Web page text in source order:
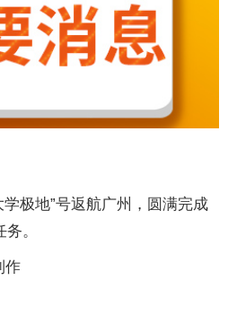
学极地”号返航广州，圆满完成
。
作